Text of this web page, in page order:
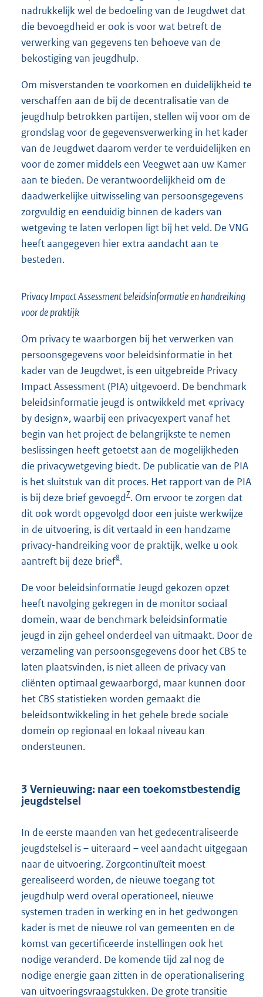
nadrukkelijk wel de bedoeling van de Jeugdwet dat
die bevoegdheid er ook is voor wat betreft de
verwerking van gegevens ten behoeve van de
bekostiging van jeugdhulp.
Om misverstanden te voorkomen en duidelijkheid te
verschaffen aan de bij de decentralisatie van de
jeugdhulp betrokken partijen, stellen wij voor om de
grondslag voor de gegevensverwerking in het kader
van de Jeugdwet daarom verder te verduidelijken en
voor de zomer middels een Veegwet aan uw Kamer
aan te bieden. De verantwoordelijkheid om de
daadwerkelijke uitwisseling van persoonsgegevens
zorgvuldig en eenduidig binnen de kaders van
wetgeving te laten verlopen ligt bij het veld. De VNG
heeft aangegeven hier extra aandacht aan te
besteden.
Privacy Impact Assessment beleidsinformatie en handreiking
voor de praktijk
Om privacy te waarborgen bij het verwerken van
persoonsgegevens voor beleidsinformatie in het
kader van de Jeugdwet, is een uitgebreide Privacy
Impact Assessment (PIA) uitgevoerd. De benchmark
beleidsinformatie jeugd is ontwikkeld met «privacy
by design», waarbij een privacyexpert vanaf het
begin van het project de belangrijkste te nemen
beslissingen heeft getoetst aan de mogelijkheden
die privacywetgeving biedt. De publicatie van de PIA
is het sluitstuk van dit proces. Het rapport van de PIA
is bij deze brief gevoegd7. Om ervoor te zorgen dat
dit ook wordt opgevolgd door een juiste werkwijze
in de uitvoering, is dit vertaald in een handzame
privacy-handreiking voor de praktijk, welke u ook
aantreft bij deze brief8.
De voor beleidsinformatie Jeugd gekozen opzet
heeft navolging gekregen in de monitor sociaal
domein, waar de benchmark beleidsinformatie
jeugd in zijn geheel onderdeel van uitmaakt. Door de
verzameling van persoonsgegevens door het CBS te
laten plaatsvinden, is niet alleen de privacy van
cliënten optimaal gewaarborgd, maar kunnen door
het CBS statistieken worden gemaakt die
beleidsontwikkeling in het gehele brede sociale
domein op regionaal en lokaal niveau kan
ondersteunen.
3 Vernieuwing: naar een toekomstbestendig
jeugdstelsel
In de eerste maanden van het gedecentraliseerde
jeugdstelsel is – uiteraard – veel aandacht uitgegaan
naar de uitvoering. Zorgcontinuïteit moest
gerealiseerd worden, de nieuwe toegang tot
jeugdhulp werd overal operationeel, nieuwe
systemen traden in werking en in het gedwongen
kader is met de nieuwe rol van gemeenten en de
komst van gecertificeerde instellingen ook het
nodige veranderd. De komende tijd zal nog de
nodige energie gaan zitten in de operationalisering
van uitvoeringsvraagstukken. De grote transitie